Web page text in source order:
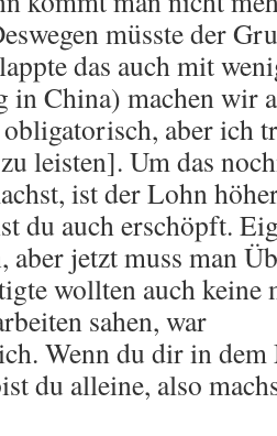
müsste der
das auch mit
in China) machen wir
aber ich
leisten]. Um das
ist der Lohn
du auch erschöpft.
aber jetzt muss man
wollten auch keine
sahen, war
Wenn du dir in
du alleine, also